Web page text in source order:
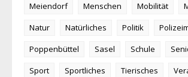
Meiendorf
Menschen Mobilität
Natur
Natürliches Politik
Poppenbüttel
Sasel Schule
Sport
Sportliches Tierisches